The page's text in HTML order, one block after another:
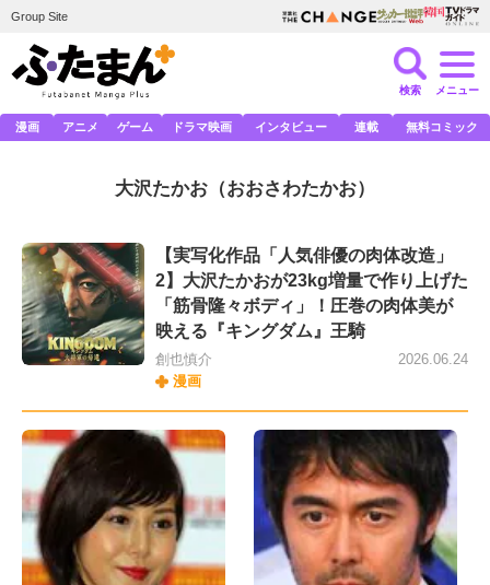
Group Site
検索 メニュー
漫画 アニメ ゲーム ドラマ映画 インタビュー 連載 無料コミック
大沢たかお （おおさわたかお）
【実写化作品「人気俳優の肉体改造」
2】大沢たかおが23kg増量で作り上げた
「筋骨隆々ボディ」！圧巻の肉体美が
映える『キングダム』王騎
創也慎介
漫画
2026.06.24